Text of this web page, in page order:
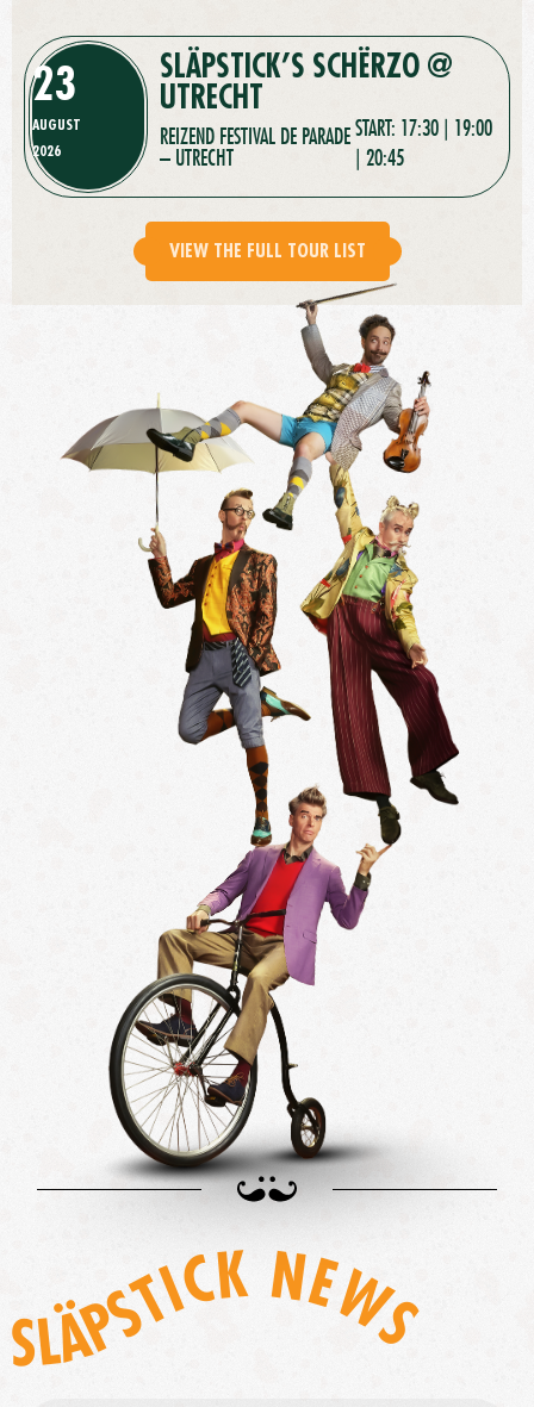
23
AUGUST
2026
SLÄPSTICK’S SCHËRZO @
UTRECHT
REIZEND FESTIVAL DE PARADE
– UTRECHT
START: 17:30 | 19:00
| 20:45
VIEW THE FULL TOUR LIST
SLÄPSTICK NEWS